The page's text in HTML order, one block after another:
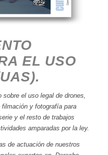
EL USO
el uso legal de drones,
y fotografía para
y el resto de trabajos
amparadas por la ley.
de actuación de nuestros